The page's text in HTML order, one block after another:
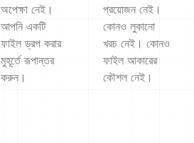
অপেক্ষা নেই।
আপনি একটি
ফাইল ড্রপ করার
মুহূর্তে রূপান্তর
করুন।
প্রয়োজন নেই।
কোনও লুকানো
খরচ নেই। কোনও
ফাইল আকারের
কৌশল নেই।